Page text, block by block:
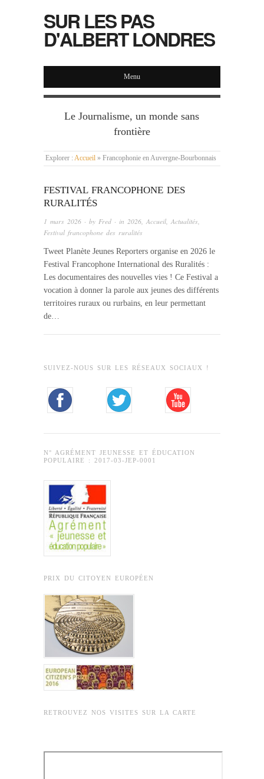
SUR LES PAS
D'ALBERT LONDRES
Menu
Le Journalisme, un monde sans
frontière
Explorer : Accueil » Francophonie en Auvergne-Bourbonnais
FESTIVAL FRANCOPHONE DES
RURALITÉS
1 mars 2026 · by Fred · in 2026, Accueil, Actualités,
Festival francophone des ruralités
Tweet Planète Jeunes Reporters organise en 2026 le
Festival Francophone International des Ruralités :
Les documentaires des nouvelles vies ! Ce Festival a
vocation à donner la parole aux jeunes des différents
territoires ruraux ou rurbains, en leur permettant
de…
SUIVEZ-NOUS SUR LES RÉSEAUX SOCIAUX !
N° AGRÉMENT JEUNESSE ET ÉDUCATION
POPULAIRE : 2017-03-JEP-0001
PRIX DU CITOYEN EUROPÉEN
RETROUVEZ NOS VISITES SUR LA CARTE